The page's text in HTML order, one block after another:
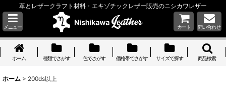
革とレザークラフト材料・エキゾチックレザー販売のニシカワレザー
メニュー カート 問い合わせ
ホーム 種類でさがす 色でさがす 価格帯でさがす サイズで探す 商品検索
ホーム > 200ds以上